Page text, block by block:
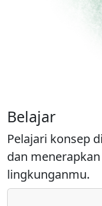
Belajar
Pelajari konsep
dan
lingkunganmu.